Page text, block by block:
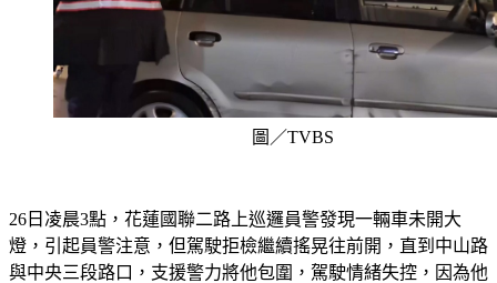
圖／TVBS
燈，引起員警注意，但駕駛拒檢繼續搖晃往前開，直到中山路
與中央三段路口，支援警力將他包圍，駕駛情緒失控，因為他
才剛喝完酒準備開車回家，離開不到10公尺就被員警發現。